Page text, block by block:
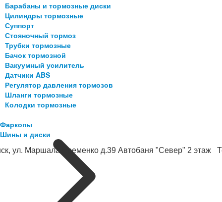
ул. Маршала Еременко д.39 Автобаня "Север" 2 этаж
Барабаны и тормозные диски
Цилиндры тормозные
Суппорт
Стояночный тормоз
Трубки тормозные
Бачок тормозной
Вакуумный усилитель
Датчики ABS
Регулятор давления тормозов
Шланги тормозные
Колодки тормозные
Фаркопы
Шины и диски